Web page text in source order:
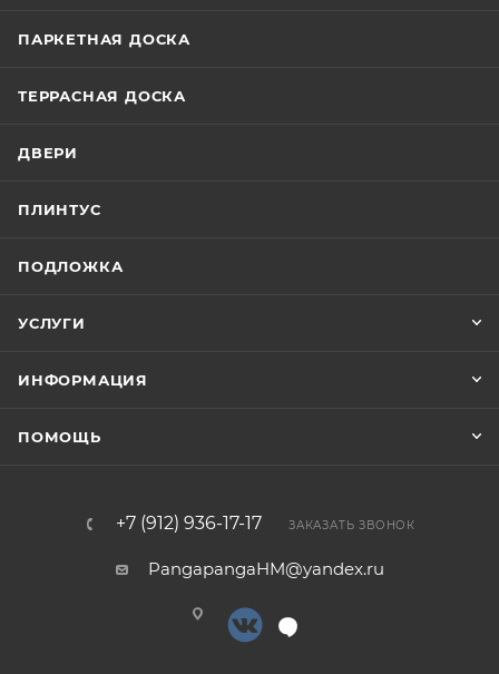
ПАРКЕТНАЯ ДОСКА
ТЕРРАСНАЯ ДОСКА
ДВЕРИ
ПЛИНТУС
ПОДЛОЖКА
УСЛУГИ
ИНФОРМАЦИЯ
ПОМОЩЬ
+7 (912) 936-17-17 ЗАКАЗАТЬ ЗВОНОК
PangapangaHM@yandex.ru